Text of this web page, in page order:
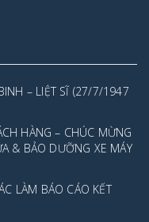
– LIỆT SĨ (27/7/1947
HÀNG – CHÚC MỪNG
& BẢO DƯỠNG XE MÁY
LÀM BÁO CÁO KẾT